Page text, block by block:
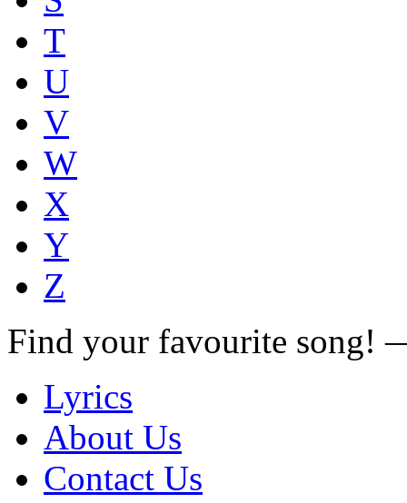
T
U
V
W
X
Y
Z
Find your favourite song!
Lyrics
About Us
Contact Us